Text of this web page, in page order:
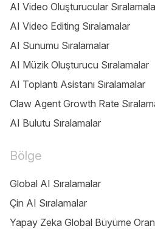
AI Video Oluşturucular
AI Video Editing Sıralamalar
AI Sunumu Sıralamalar
AI Müzik Oluşturucu Sıralamalar
AI Toplantı Asistanı Sıralamalar
Claw Agent Growth Rate
AI Bulutu Sıralamalar
Bölge
Global AI Sıralamalar
Çin AI Sıralamalar
Yapay Zeka Global Büyüme